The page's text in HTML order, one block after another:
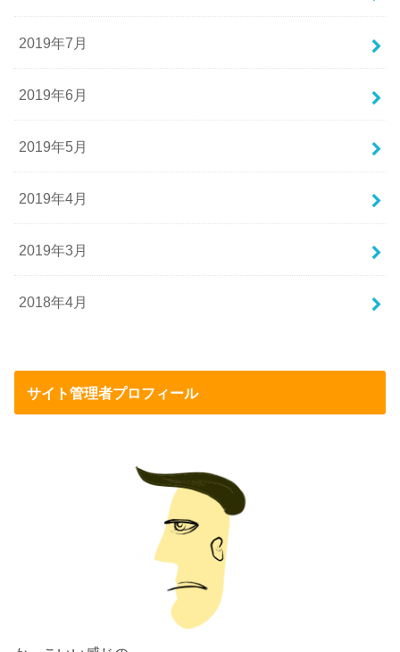
2019年7月
2019年6月
2019年5月
2019年4月
2019年3月
2018年4月
サイト管理者プロフィール